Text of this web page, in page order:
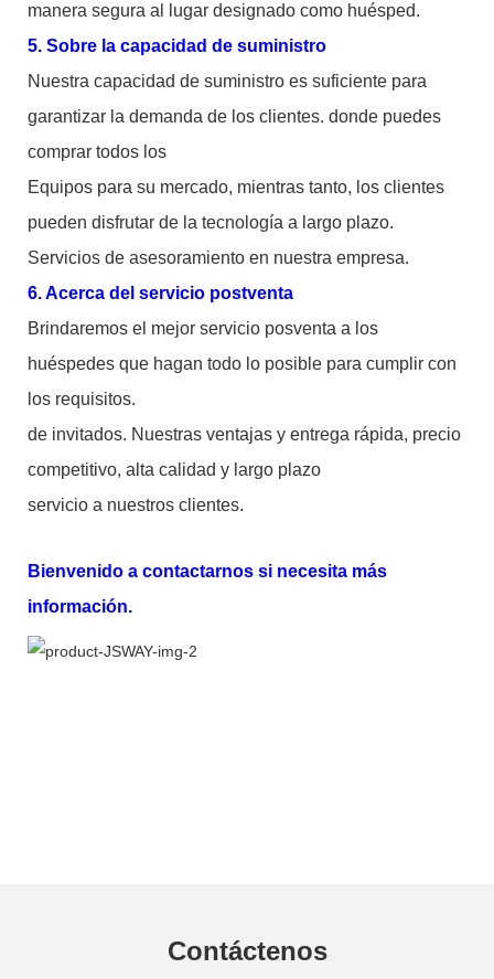
manera segura al lugar designado como huésped.
5. Sobre la capacidad de suministro
Nuestra capacidad de suministro es suficiente para
garantizar la demanda de los clientes. donde puedes
comprar todos los
Equipos para su mercado, mientras tanto, los clientes
pueden disfrutar de la tecnología a largo plazo.
Servicios de asesoramiento en nuestra empresa.
6. Acerca del servicio postventa
Brindaremos el mejor servicio posventa a los
huéspedes que hagan todo lo posible para cumplir con
los requisitos.
de invitados. Nuestras ventajas y entrega rápida, precio
competitivo, alta calidad y largo plazo
servicio a nuestros clientes.
Bienvenido a contactarnos si necesita más
información.
Contáctenos